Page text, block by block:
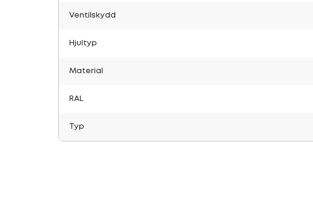
Ventilskydd
Hjultyp
Material
RAL
Typ